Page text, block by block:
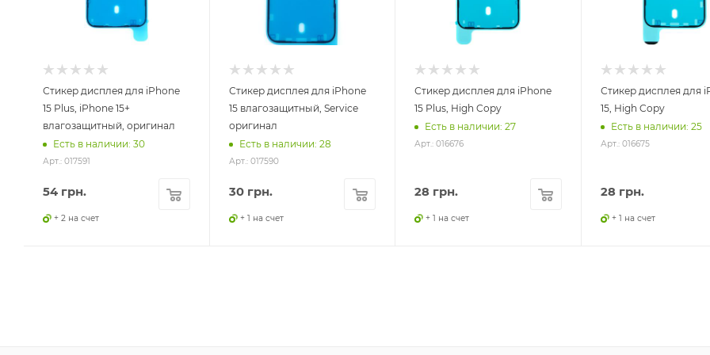
Стикер дисплея для iPhone
15 Plus, iPhone 15+
влагозащитный, оригинал
Есть в наличии: 30
Арт.: 017591
54 грн.
+ 2 на счет
Стикер дисплея для iPhone
15 влагозащитный, Service
оригинал
Есть в наличии: 28
Арт.: 017590
30грн.
+ 1 на счет
Стикер дисплея для iPhone
15 Plus, High Copy
Есть в наличии: 27
Арт.: 016676
28 грн.
+ 1 на счет
Стикер дисплея для
15, High Copy
Есть в наличии: 25
Арт.: 016675
28 грн.
+ 1 на счет